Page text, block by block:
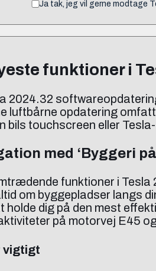
Ja tak, jeg vil gerne modtage
funktioner i
2024.32
luftbårne opdatering
bils touchscreen eller
med ‘Byggeri
funktioner i
om byggepladser langs
holde dig på den mest
på motorvej E45
vigtigt